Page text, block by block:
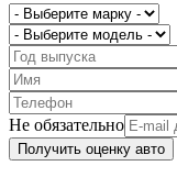
Не обязательно
Получить оценку авто